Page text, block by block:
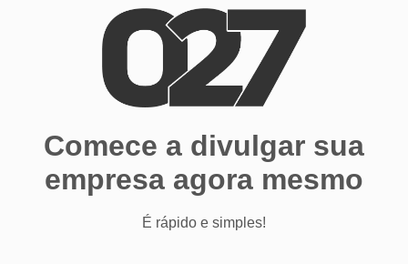
Comece a divulgar sua
empresa agora mesmo
É rápido e simples!